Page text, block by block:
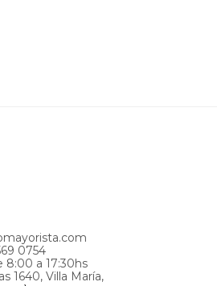
0754
8:00 a 17:30hs
1640, Villa María,